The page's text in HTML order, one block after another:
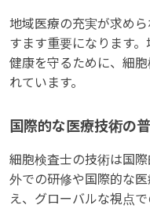
地域医療の充実が求め
すます重要になります
健康を守るために、細
れています。
国際的な医療技術の
細胞検査士の技術は国
外での研修や国際的な
え、グローバルな視点で